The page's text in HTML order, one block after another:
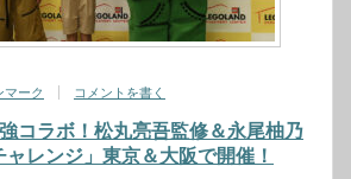
マーク コメントを書く
コラボ！松丸亮吾監修＆永尾柚乃
ャレンジ」東京＆大阪で開催！